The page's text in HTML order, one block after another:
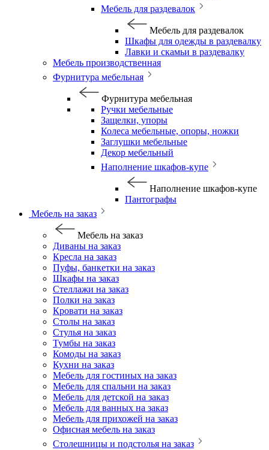
Мебель для раздевалок
Мебель для раздевалок
Шкафы для одежды в раздевалку
Лавки и скамьи в раздевалку
Мебель производственная
Фурнитура мебельная
Фурнитура мебельная
Ручки мебельные
Защелки, упоры
Колеса мебельные, опоры, ножки
Заглушки мебельные
Декор мебельный
Наполнение шкафов-купе
Наполнение шкафов-купе
Пантографы
Мебель на заказ
Мебель на заказ
Диваны на заказ
Кресла на заказ
Пуфы, банкетки на заказ
Шкафы на заказ
Стеллажи на заказ
Полки на заказ
Кровати на заказ
Столы на заказ
Стулья на заказ
Тумбы на заказ
Комоды на заказ
Кухни на заказ
Мебель для гостиных на заказ
Мебель для спальни на заказ
Мебель для детской на заказ
Мебель для ванных на заказ
Мебель для прихожей на заказ
Офисная мебель на заказ
Столешницы и подстолья на заказ